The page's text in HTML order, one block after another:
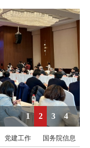
1 2 3 4
党建工作 国务院信息